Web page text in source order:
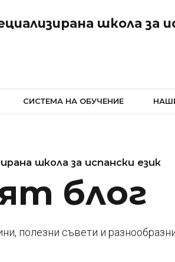
школа за
СИСТЕМА НА ОБУЧЕНИЕ
школа за испански език
блог
полезни съвети и